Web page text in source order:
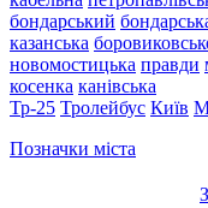
бондарський
казанська
новомостицька правди
косенка канівська
Тр-25 Тролейбус Київ
Позначки міста